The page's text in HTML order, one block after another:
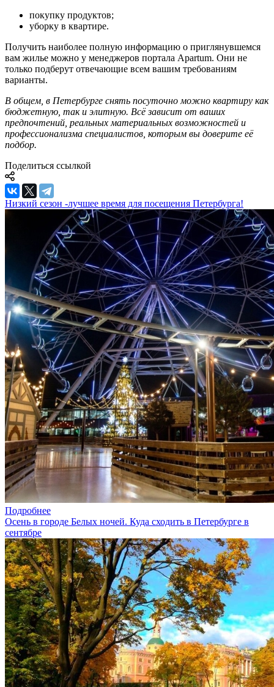
покупку продуктов;
уборку в квартире.
Получить наиболее полную информацию о приглянувшемся
вам жилье можно у менеджеров портала Apartum. Они не
только подберут отвечающие всем вашим требованиям
варианты.
В общем, в Петербурге снять посуточно можно квартиру как
бюджетную, так и элитную. Всё зависит от ваших
предпочтений, реальных материальных возможностей и
профессионализма специалистов, которым вы доверите её
подбор.
Поделиться ссылкой
Низкий сезон -лучшее время для посещения Петербурга!
Подробнее
Осень в городе Белых ночей. Куда сходить в Петербурге в
сентябре